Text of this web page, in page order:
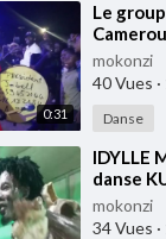
0:31
⁣Le
2025
mokonzi
40 Vues ·
Danse
⁣IDYLLE
danse
scène
mokonzi
34 Vues ·